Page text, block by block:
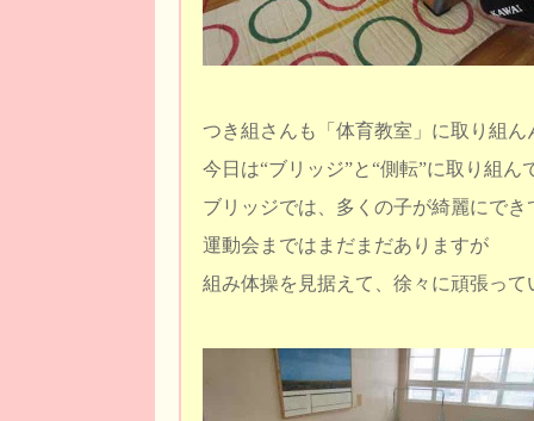
つき組さんも「体育教室」に取り組ん
今日は“ブリッジ”と“側転”に取り組ん
ブリッジでは、多くの子が綺麗にでき
運動会まではまだまだありますが
組み体操を見据えて、徐々に頑張っ